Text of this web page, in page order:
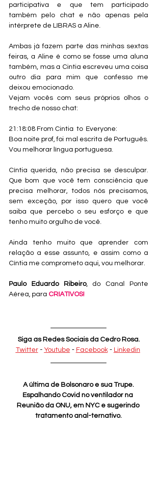
participativa e que tem participado
também pelo chat e não apenas pela
intérprete de LIBRAS a Aline.
Ambas já fazem parte das minhas sextas
feiras, a Aline é como se fosse uma aluna
também, mas a Cintia escreveu uma coisa
outro dia para mim que confesso me
deixou emocionado.
Vejam vocês com seus próprios olhos o
trecho de nosso chat:
21:18:08 From Cintia  to  Everyone:
Boa noite prof, foi mal escrita de Português.
Vou melhorar língua portuguesa.
Cíntia querida, não precisa se desculpar.
Que bom que você tem consciência que
precisa melhorar, todos nós precisamos,
sem exceção, por isso quero que você
saiba que percebo o seu esforço e que
tenho muito orgulho de você.
Ainda tenho muito que aprender com
relação a esse assunto, e assim como a
Cíntia me comprometo aqui, vou melhorar.
Paulo Eduardo Ribeiro, do Canal Ponte
Aérea, para CRIATIVOS!
Siga as Redes Sociais da Cedro Rosa.
Twitter - Youtube - Facebook - Linkedin
A última de Bolsonaro e sua Trupe.
Espalhando Covid no ventilador na
Reunião da ONU, em NYC e sugerindo
tratamento anal-ternativo.